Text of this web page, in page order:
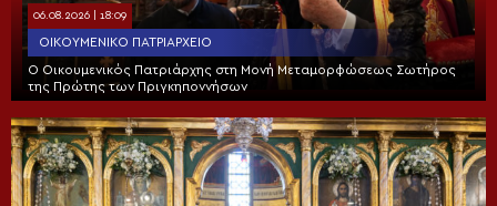
06.08.2026 | 18:09
ΟΙΚΟΥΜΕΝΙΚΌ ΠΑΤΡΙΑΡΧΕΊΟ
Ο Οικουμενικός Πατριάρχης στη Μονή Μεταμορφώσεως Σωτήρος
της Πρώτης των Πριγκηποννήσων